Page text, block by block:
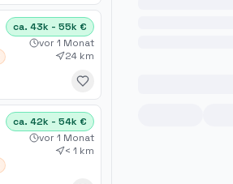
ca. 43k - 55k €
vor 1 Monat
24 km
ca. 42k - 54k €
vor 1 Monat
< 1 km